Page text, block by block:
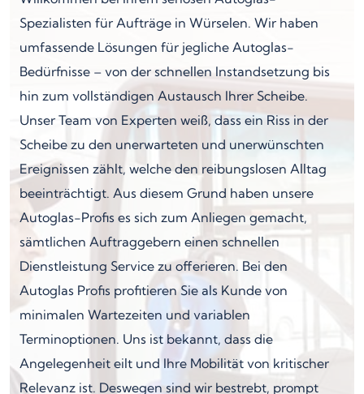
Spezialisten für Aufträge in Würselen. Wir haben
umfassende Lösungen für jegliche Autoglas-
Bedürfnisse – von der schnellen Instandsetzung bis
hin zum vollständigen Austausch Ihrer Scheibe.
Unser Team von Experten weiß, dass ein Riss in der
Scheibe zu den unerwarteten und unerwünschten
Ereignissen zählt, welche den reibungslosen Alltag
beeinträchtigt. Aus diesem Grund haben unsere
Autoglas-Profis es sich zum Anliegen gemacht,
sämtlichen Auftraggebern einen schnellen
Dienstleistung Service zu offerieren. Bei den
Autoglas Profis profitieren Sie als Kunde von
minimalen Wartezeiten und variablen
Terminoptionen. Uns ist bekannt, dass die
Angelegenheit eilt und Ihre Mobilität von kritischer
Relevanz ist. Deswegen sind wir bestrebt, prompt